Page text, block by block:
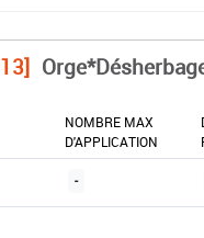
NOMBRE MAX
D'APPLICATION
-